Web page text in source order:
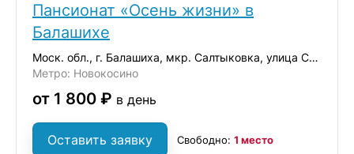
Пансионат «Осень жизни» в
Балашихе
Моск. обл., г. Балашиха, мкр. Салтыковка, улица Средняя, дом 5
Метро: Новокосино
от 1 800 ₽ в день
Оставить заявку Свободно: 1 место